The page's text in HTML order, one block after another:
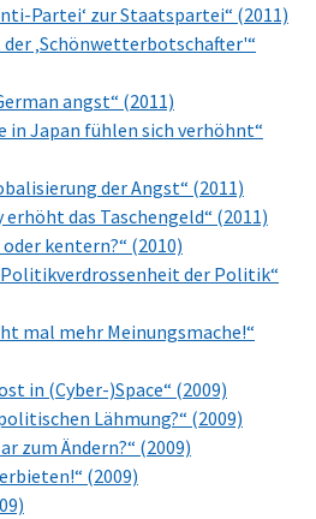
Partei‘ zur Staatspartei“ (2011)
der ‚Schönwetterbotschafter'“
angst“ (2011)
in Japan fühlen sich verhöhnt“
der Angst“ (2011)
erhöht das Taschengeld“ (2011)
kentern?“ (2010)
der Politik“
mal mehr Meinungsmache!“
in (Cyber-)Space“ (2009)
Lähmung?“ (2009)
zum Ändern?“ (2009)
(2009)